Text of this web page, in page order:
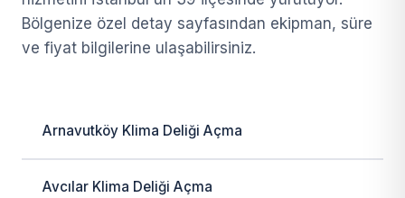
Bölgenize özel detay sayfasından ekipman, süre
ve fiyat bilgilerine ulaşabilirsiniz.
Arnavutköy Klima Deliği Açma
Avcılar Klima Deliği Açma